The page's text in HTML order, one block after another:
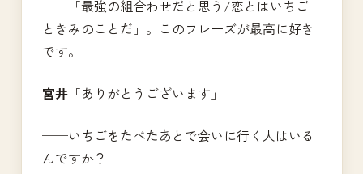
──「最強の組合わせだと思う/恋とはいちご
ときみのことだ」。このフレーズが最高に好き
です。
宮井 「ありがとうございます」
──いちごをたべたあとで会いに行く人はいる
んですか？